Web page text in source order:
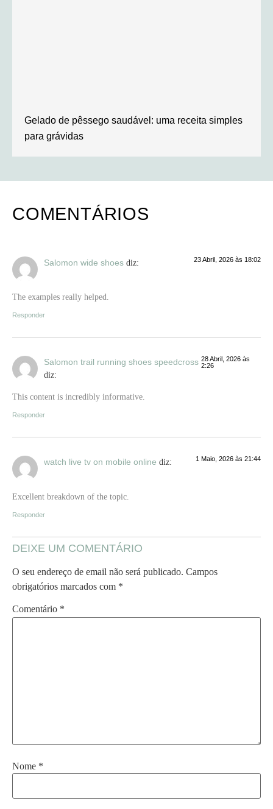
Gelado de pêssego saudável: uma receita simples
para grávidas
COMENTÁRIOS
Salomon wide shoes diz: 23 Abril, 2026 às 18:02
The examples really helped.
Responder
Salomon trail running shoes speedcross
diz:
28 Abril, 2026 às
2:26
This content is incredibly informative.
Responder
watch live tv on mobile online diz: 1 Maio, 2026 às 21:44
Excellent breakdown of the topic.
Responder
DEIXE UM COMENTÁRIO
O seu endereço de email não será publicado. Campos
obrigatórios marcados com *
Comentário *
Nome *